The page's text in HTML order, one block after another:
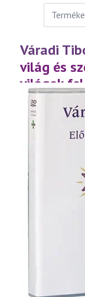
Keresés
Váradi
világ és
világok